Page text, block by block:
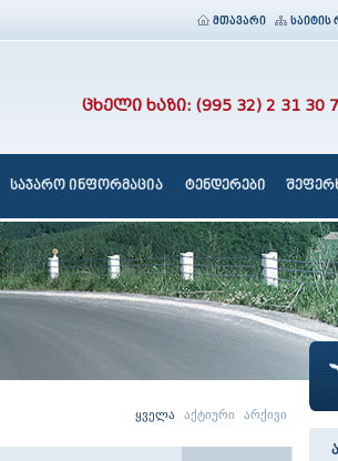
მთავარი საიტის
ცხელი ხაზი: (995 32) 2 31 30
საჯარო ინფორმაცია ტენდერები
ყველა აქტიური არქივი